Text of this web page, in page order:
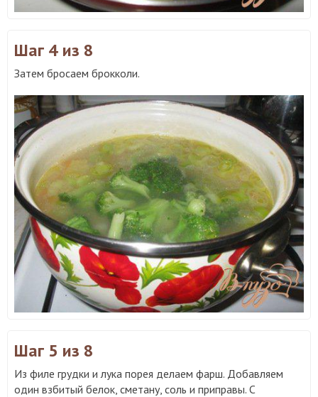
Шаг 4 из 8
Затем бросаем брокколи.
Шаг 5 из 8
Из филе грудки и лука порея делаем фарш. Добавляем
один взбитый белок, сметану, соль и приправы. С